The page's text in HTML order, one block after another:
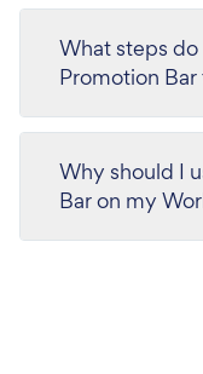
What steps
Promotion
Why should I
Bar on my